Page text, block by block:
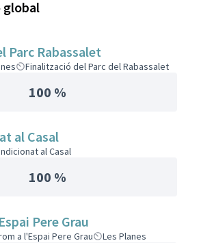
global
Parc Rabassalet
Finalització del Parc del Rabassalet
100 %
al Casal
al Casal
100 %
Pere Grau
a l'Espai Pere Grau Les Planes